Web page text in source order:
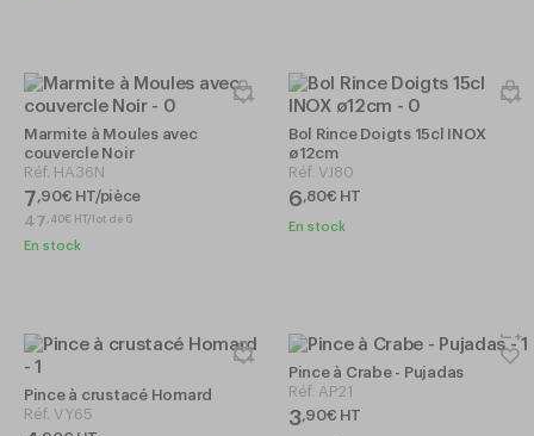
Marmite à Moules avec
couvercle Noir
Réf. HA36N
7,90€ HT/pièce
47 , 40€ HT/lot de 6
En stock
Bol Rince Doigts 15cl INOX
ø12cm
Réf. VJ80
6,80€ HT
En stock
Pince à crustacé Homard
Réf. VY65
Pince à Crabe - Pujadas
Réf. AP21
3,90€ HT